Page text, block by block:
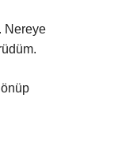
Nereye